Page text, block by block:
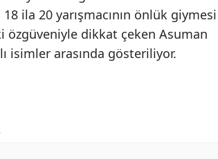
ila 20 yarışmacının önlük giymesi
dikkat çeken Asuman
isimler arasında gösteriliyor.